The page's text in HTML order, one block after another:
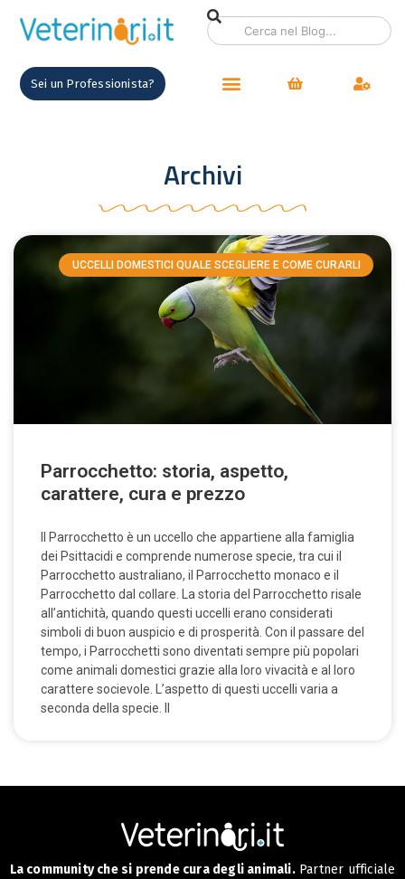
Sei un Professionista?
Archivi
UCCELLI DOMESTICI QUALE SCEGLIERE E COME CURARLI
Parrocchetto: storia, aspetto,
carattere, cura e prezzo
Il Parrocchetto è un uccello che appartiene alla famiglia
dei Psittacidi e comprende numerose specie, tra cui il
Parrocchetto australiano, il Parrocchetto monaco e il
Parrocchetto dal collare. La storia del Parrocchetto risale
all’antichità, quando questi uccelli erano considerati
simboli di buon auspicio e di prosperità. Con il passare del
tempo, i Parrocchetti sono diventati sempre più popolari
come animali domestici grazie alla loro vivacità e al loro
carattere socievole. L’aspetto di questi uccelli varia a
seconda della specie. Il
La community che si prende cura degli animali.Partner ufficiale